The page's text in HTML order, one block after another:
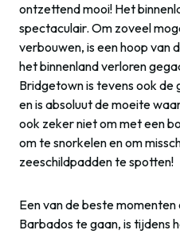
ontzettend mooi! Het
spectaculair. Om zoveel
verbouwen, is een hoop van
het binnenland verloren
Bridgetown is tevens ook
en is absoluut de moeite
ook zeker niet om met een
om te snorkelen en om
zeeschildpadden te spotten!
Een van de beste
Barbados te gaan, is tijdens